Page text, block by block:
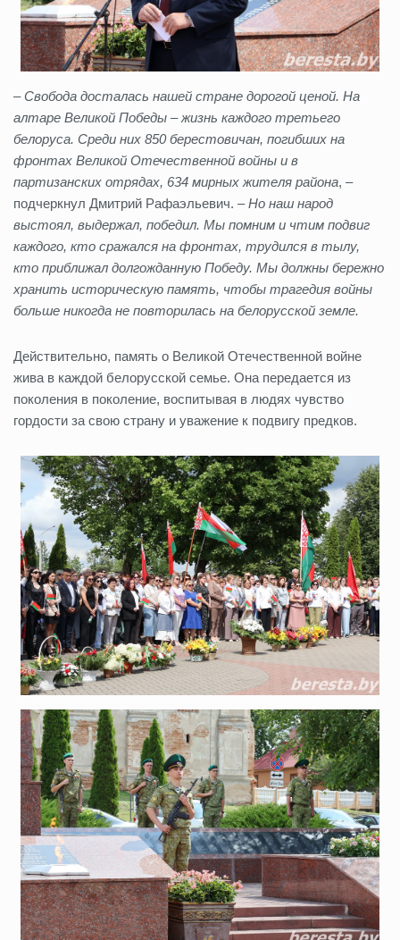
–Свобода досталась нашей стране дорогой ценой. На
алтаре Великой Победы – жизнь каждого третьего
белоруса. Среди них 850 берестовичан, погибших на
фронтах Великой Отечественной войны и в
партизанских отрядах, 634 мирных жителя района, –
подчеркнул Дмитрий Рафаэльевич. –Но наш народ
выстоял, выдержал, победил. Мы помним и чтим подвиг
каждого, кто сражался на фронтах, трудился в тылу,
кто приближал долгожданную Победу. Мы должны бережно
хранить историческую память, чтобы трагедия войны
больше никогда не повторилась на белорусской земле.
Действительно, память о Великой Отечественной войне
жива в каждой белорусской семье. Она передается из
поколения в поколение, воспитывая в людях чувство
гордости за свою страну и уважение к подвигу предков.